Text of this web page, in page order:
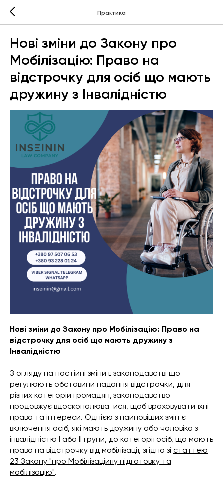
Практика
Нові зміни до Закону про
Мобілізацію: Право на
відстрочку для осіб що мають
дружину з Інвалідністю
Нові зміни до Закону про Мобілізацію: Право на
відстрочку для осіб що мають дружину з
Інвалідністю
З огляду на постійні зміни в законодавстві що
регулюють обставини надання відстрочки, для
різних категорій громадян, законодавство
продовжує вдосконалюватися, щоб враховувати їхні
права та інтереси. Однією з найновіших змін є
включення осіб, які мають дружину або чоловіка з
інвалідністю І або ІІ групи, до категорії осіб, що мають
право на відстрочку від мобілізації, згідно зі статтею
23 Закону "про Мобілізаційну підготовку та
мобілізацію".